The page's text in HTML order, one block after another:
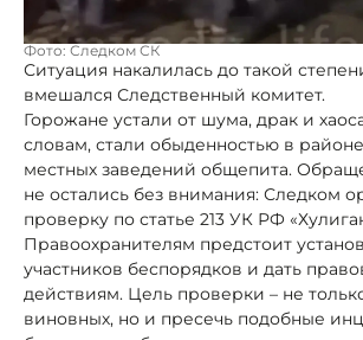
Фото: Следком СК
Ситуация накалилась до такой
вмешался Следственный комитет.
Горожане устали от шума, драк и
словам, стали обыденностью в
местных заведений общепита.
не остались без внимания: Следком
проверку по статье 213 УК РФ
Правоохранителям предстоит
участников беспорядков и дать
действиям. Цель проверки – не
виновных, но и пресечь подобные